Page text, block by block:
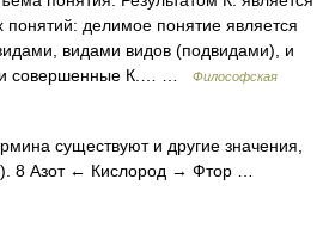
делимое понятие является
видами видов (подвидами), и
и совершенные К.… …
Философская
существуют и другие значения,
8 Азот ← Кислород → Фтор …